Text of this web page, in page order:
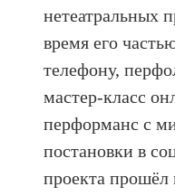
нетеатральных
время его
телефону,
мастер-класс
перформанс с
постановки в
проекта прошёл